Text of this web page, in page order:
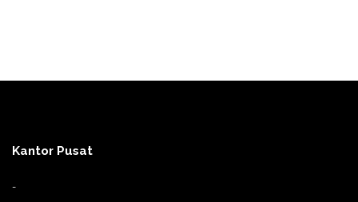
Kantor Pusat
-